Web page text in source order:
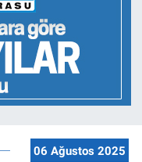
06 Ağustos 2025